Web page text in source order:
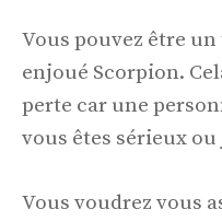
Vous pouvez être
enjoué Scorpion.
perte car une
vous êtes sérieux
Vous voudrez vous